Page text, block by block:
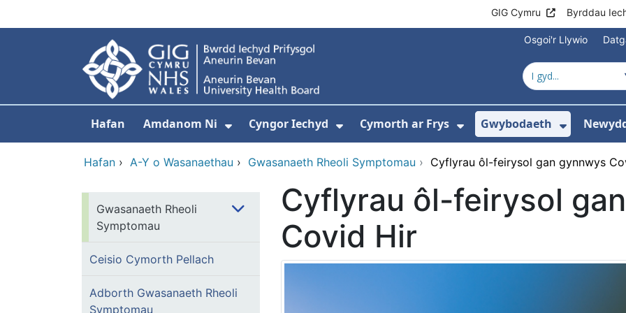
GIG Cymru Byrddau
Osgoi'r Llywio
Hafan Amdanom Ni
Dangos isddewislen ar gyfer Amdanom Ni
Cyngor Iechyd
Dangos isddewislen ar gyfer Cyngor
Cymorth ar Frys
Dangos isddewislen ar
Gwybodaeth
Dangos
Hafan › A-Y o Wasanaethau › Gwasanaeth Rheoli Symptomau › Cyflyrau ôl-feirysol gan gynnwys
Gwasanaeth Rheoli
Symptomau
Ceisio Cymorth Pellach
Adborth Gwasanaeth Rheoli
Symptomau
Cyflyrau ôl-feirysol
Covid Hir